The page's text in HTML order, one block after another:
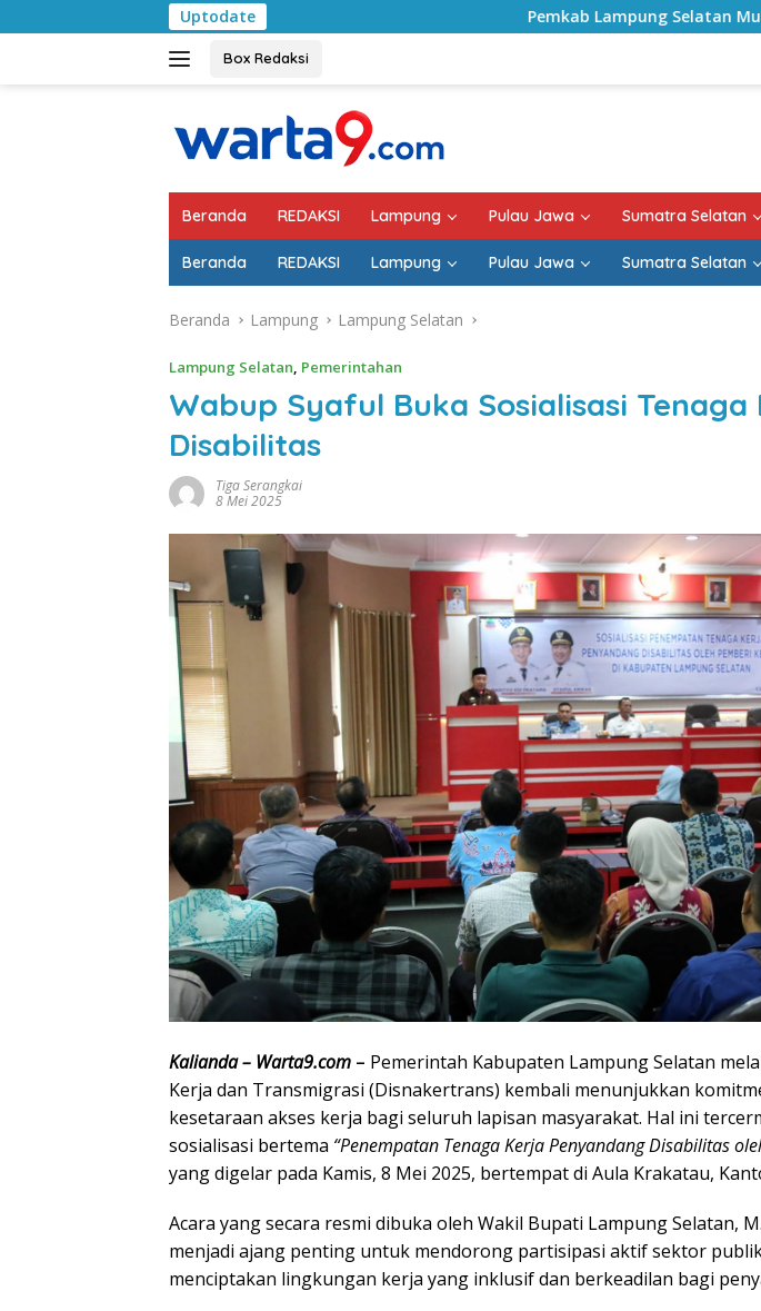
ke
Uptodate Pemkab Lampung Selatan Mulai Tangani Jalan RA
Box Redaksi
Beranda REDAKSI Lampung Pulau Jawa Sumatra Selatan
Beranda REDAKSI Lampung Pulau Jawa Sumatra Selatan
Beranda Lampung Lampung Selatan
Lampung Selatan, Pemerintahan
Wabup Syaful Buka Sosialisasi Tenaga
Disabilitas
Tiga Serangkai
8 Mei 2025
Kalianda – Warta9.com – Pemerintah Kabupaten Lampung Selatan
Kerja dan Transmigrasi (Disnakertrans) kembali menunjukkan
kesetaraan akses kerja bagi seluruh lapisan masyarakat. Hal ini
sosialisasi bertema “Penempatan Tenaga Kerja Penyandang Disabilitas
yang digelar pada Kamis, 8 Mei 2025, bertempat di Aula Krakatau,
Acara yang secara resmi dibuka oleh Wakil Bupati Lampung Selatan,
menjadi ajang penting untuk mendorong partisipasi aktif sektor
menciptakan lingkungan kerja yang inklusif dan berkeadilan bagi